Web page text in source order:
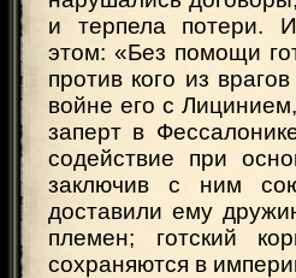
и терпела потери.
этом: «Без помощи
против кого из
войне его с
заперт в
содействие при
заключив с ним
доставили ему
племен; готский
сохраняются в